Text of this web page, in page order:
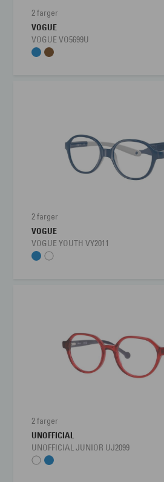
2 farger
VOGUE
VOGUE VO5699U
2 farger
VOGUE
VOGUE YOUTH VY2011
2 farger
UNOFFICIAL
UNOFFICIAL JUNIOR UJ2099